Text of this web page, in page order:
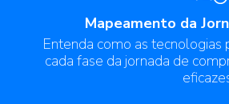
Mapeamento da
Entenda como as
cada fase da jornada de